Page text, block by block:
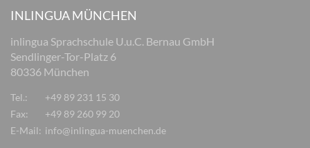
INLINGUA MÜNCHEN
inlingua Sprachschule U.u.C. Bernau GmbH
Sendlinger-Tor-Platz 6
80336 München
Tel.:
+49 89 231 15 30
Fax:
+49 89 260 99 20
E-Mail: info@inlingua-muenchen.de